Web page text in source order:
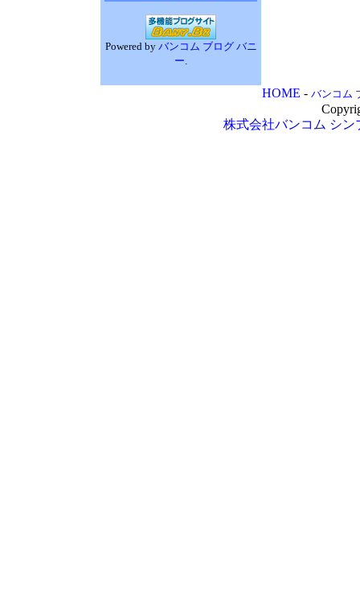
Powered by バンコム ブログ バニ
ー.
HOME - バンコム
株式会社バンコム シン